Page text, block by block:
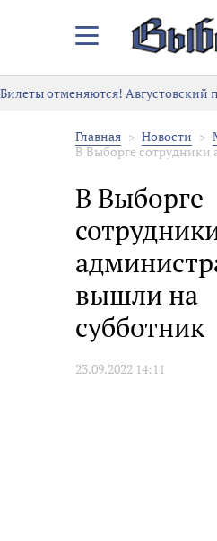
Закрыть/
меню
Билеты отменяются! Августовский
Главная Новости
В Выборге
В Выборге
вышли на
субботник
23.09.2022 14:11